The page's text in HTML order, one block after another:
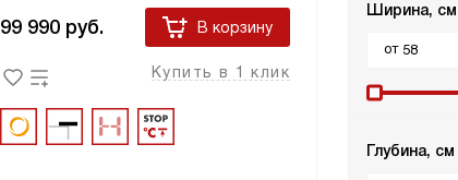
Ширина, см
от
Глубина, см
99 990 руб. В корзину
Купить в 1 клик